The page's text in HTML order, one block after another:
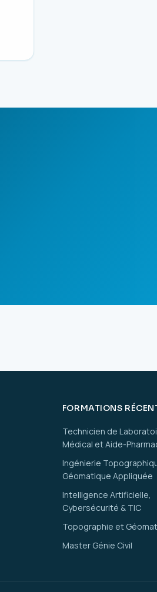
FORMATIONS
Technicien de
Médical et Aide-
Ingénierie
Géomatique Appliquée
Intelligence Artificielle,
Cybersécurité & TIC
Topographie et
Master Génie Civil